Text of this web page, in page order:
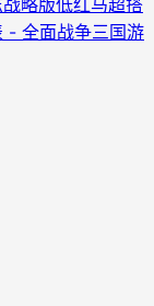
略版低红马超搭
- 全面战争三国游